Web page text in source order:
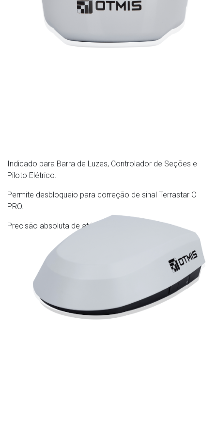
Indicado para Barra de Luzes, Controlador de Seções e
Piloto Elétrico.
Permite desbloqueio para correção de sinal Terrastar C
PRO.
Precisão absoluta de até 2,5 cm.